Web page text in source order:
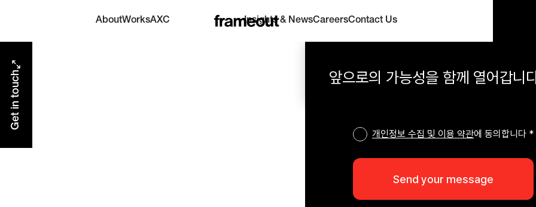
AboutWorksAXC
Insights & NewsCareersContact Us
Get in touch 앞으로의 가능성을 함께 열어갑니
개인정보 수집 및 이용 약관에 동의합니다 *